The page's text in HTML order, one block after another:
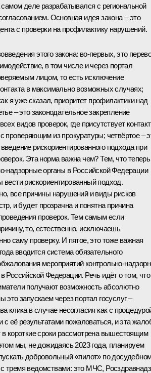
самом деле разрабатывался с региональной
Основная идея закона – это
с проверки на профилактику нарушений.
этого закона: во‑первых, это
в том числе и через портал
лицом, то есть исключение
в максимально возможных случаях;
я уже сказал, приоритет профилактики над
– это законодательное закрепление
видов проверок, где присутствует контакт
проверяющим из прокуратуры; четвёртое –
рискориентированного подхода при
Эта норма важна чем? Тем, что теперь
органы в Российской Федерации
вести рискориентированный подход.
все причины нарушений и виды рисков
и будет прозрачна и понятна причина
проверок. Тем самым если
то, естественно, исключаешь
саму проверку. И пятое, это тоже важная
вводится система обязательного
мероприятий
Российской Федерации. Речь идёт о том, что
получают возможность абсолютно
это запускаем через портал госуслуг –
клика в случае несогласия как с
с её результатами пожаловаться, и эта
в короткие сроки рассмотрена вышестоящим
мы, не дожидаясь 2023 года, планируем
добровольный «пилот» по
тремя ведомствами: это МЧС,